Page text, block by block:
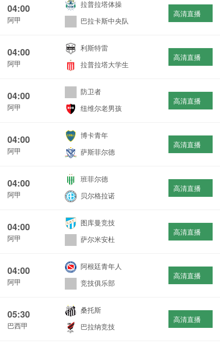
04:00
阿甲
拉普拉塔体操
巴拉卡斯中央队
高清直播
04:00
阿甲
利斯特雷
拉普拉塔大学生
高清直播
04:00
阿甲
防卫者
纽维尔老男孩
高清直播
04:00
阿甲
博卡青年
萨斯菲尔德
高清直播
04:00
阿甲
班菲尔德
贝尔格拉诺
高清直播
04:00
阿甲
图库曼竞技
萨尔米安杜
高清直播
04:00
阿甲
阿根廷青年人
竞技俱乐部
高清直播
05:30
巴西甲
桑托斯
巴拉纳竞技
高清直播